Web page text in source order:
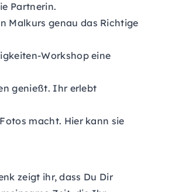
Partnerin.
Malkurs genau das Richtige
Workshop eine
genießt. Ihr erlebt
macht. Hier kann sie
zeigt ihr, dass Du Dir